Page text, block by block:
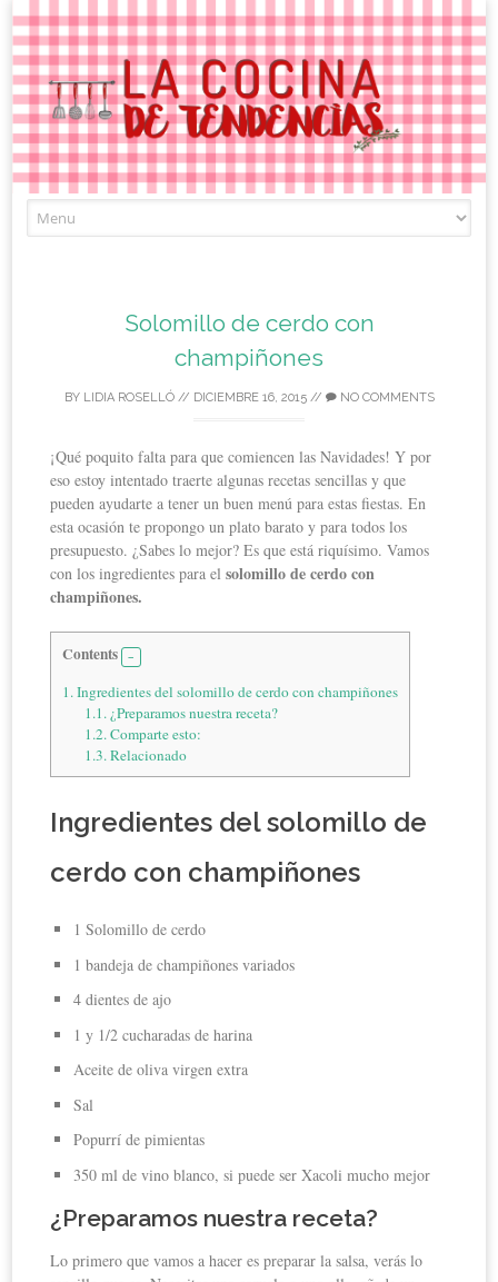
to
Solomillo de cerdo con
champiñones
BY LIDIA ROSELLÓ// DICIEMBRE 16, 2015// NO COMMENTS
¡Qué poquito falta para que comiencen las Navidades! Y por
eso estoy intentado traerte algunas recetas sencillas y que
pueden ayudarte a tener un buen menú para estas fiestas. En
esta ocasión te propongo un plato barato y para todos los
presupuesto. ¿Sabes lo mejor? Es que está riquísimo. Vamos
con los ingredientes para elsolomillo de cerdo con
champiñones.
Contents
1.Ingredientes del solomillo de cerdo con champiñones
1.1.¿Preparamos nuestra receta?
1.2.Comparte esto:
1.3.Relacionado
Ingredientes del solomillo de
cerdo con champiñones
1 Solomillo de cerdo
1 bandeja de champiñones variados
4 dientes de ajo
1 y 1/2 cucharadas de harina
Aceite de oliva virgen extra
Sal
Popurrí de pimientas
350 ml de vino blanco, si puede ser Xacoli mucho mejor
¿Preparamos nuestra receta?
Lo primero que vamos a hacer es preparar la salsa, verás lo